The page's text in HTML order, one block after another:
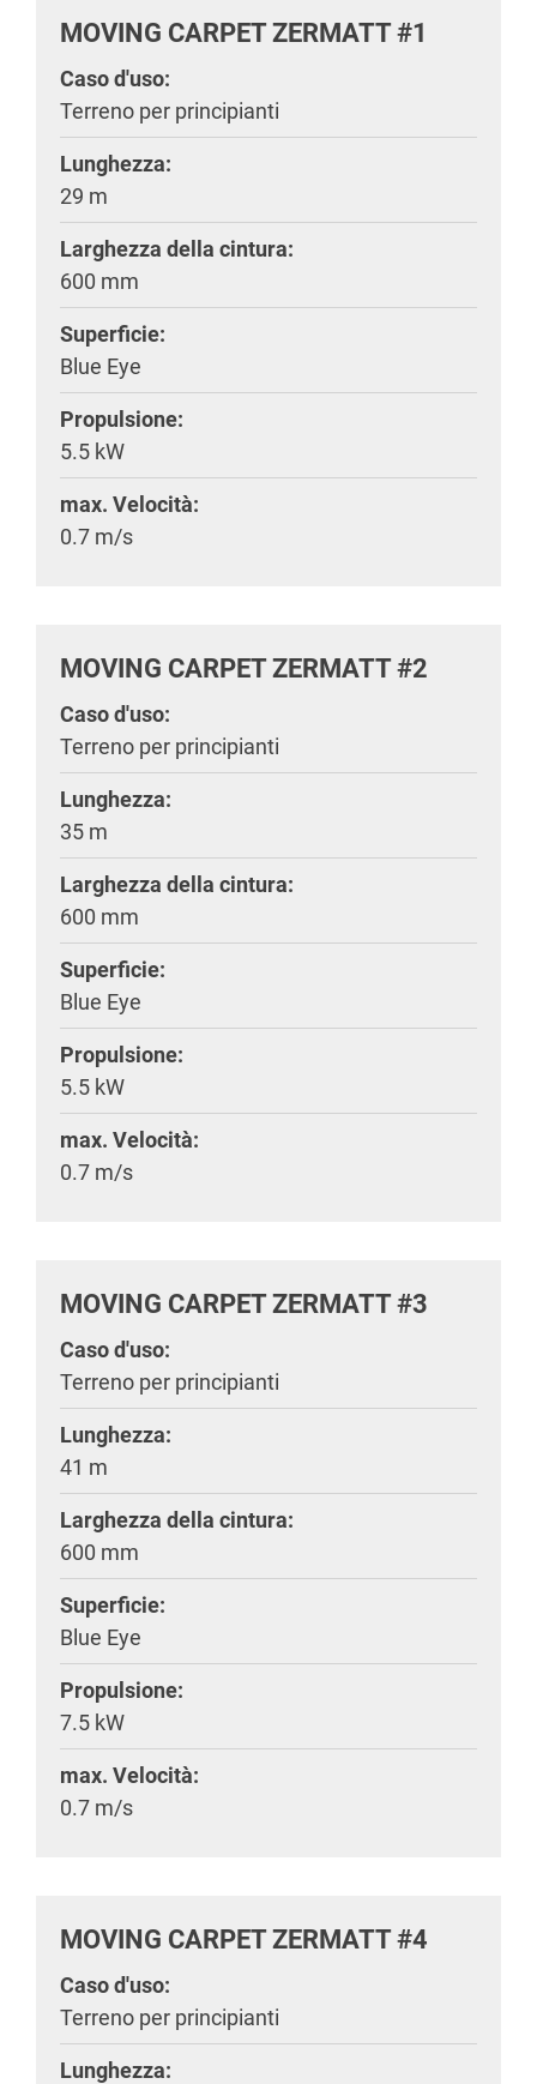
MOVING CARPET ZERMATT #1
Caso d'uso:
Terreno per principianti
Lunghezza:
29 m
Larghezza della cintura:
600 mm
Superficie:
Blue Eye
Propulsione:
5.5 kW
max. Velocità:
0.7 m/s
MOVING CARPET ZERMATT #2
Caso d'uso:
Terreno per principianti
Lunghezza:
35 m
Larghezza della cintura:
600 mm
Superficie:
Blue Eye
Propulsione:
5.5 kW
max. Velocità:
0.7 m/s
MOVING CARPET ZERMATT #3
Caso d'uso:
Terreno per principianti
Lunghezza:
41 m
Larghezza della cintura:
600 mm
Superficie:
Blue Eye
Propulsione:
7.5 kW
max. Velocità:
0.7 m/s
MOVING CARPET ZERMATT #4
Caso d'uso:
Terreno per principianti
Lunghezza: